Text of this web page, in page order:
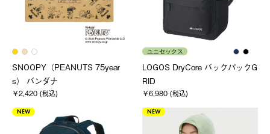
SNOOPY（PEANUTS 75year
s） バンダナ
￥2,420 (税込)
ユニセックス
LOGOS DryCore バックパックG
RID
￥6,980 (税込)
NEW NEW